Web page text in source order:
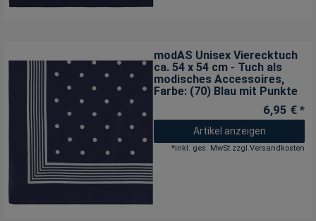
modAS Unisex Vierecktuch
ca. 54 x 54 cm - Tuch als
modisches Accessoires,
Farbe: (70) Blau mit Punkte
6,95 € *
Artikel anzeigen
*inkl. ges. MwSt.zzgl.Versandkosten